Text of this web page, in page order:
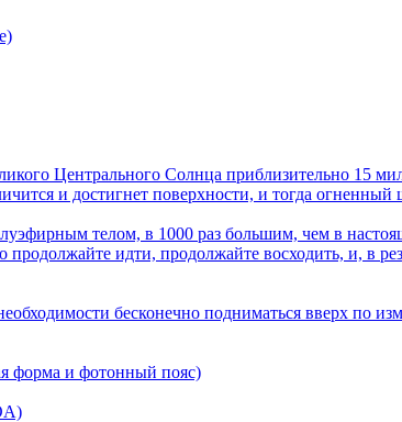
Центрального Солнца приблизительно 15
и достигнет поверхности, и тогда огненный
телом, в 1000 раз большим, чем в
идти, продолжайте восходить, и, в
бесконечно подниматься вверх по
форма и фотонный пояс)